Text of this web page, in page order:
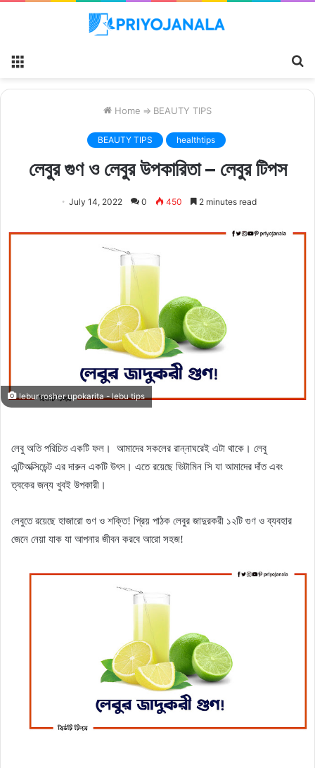
Home ⇒ BEAUTY TIPS
BEAUTY TIPS healthtips
লেবুর গুণ ও লেবুর উপকারিতা – লেবুর টিপস
July 14, 2022 0 450 2 minutes read
lebur rosher upokarita - lebu tips
লেবু অতি পরিচিত একটি ফল।
আমাদের সকলের রান্নাঘরেই এটা থাকে। লেবু
এন্টিঅক্সিডেন্ট এর দারুন একটি উৎস। এতে রয়েছে ভিটামিন সি যা আমাদের দাঁত এবং
ত্বকের জন্য খুবই উপকারী।
লেবুতে রয়েছে হাজারো গুণ ও শক্তি! প্রিয় পাঠক লেবুর জাদুরকরী ১২টি গুণ ও ব্যবহার
জেনে নেয়া যাক যা আপনার জীবন করবে আরো সহজ!